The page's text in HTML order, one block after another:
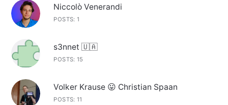
Niccolò Venerandi
POSTS: 1
s3nnet 🇺🇦
POSTS: 15
Volker Krause 😛 Christian Spaan
POSTS: 11